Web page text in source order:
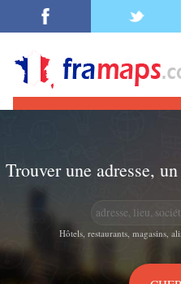
Trouver une adresse,
Hôtels, restaurants, magasins,